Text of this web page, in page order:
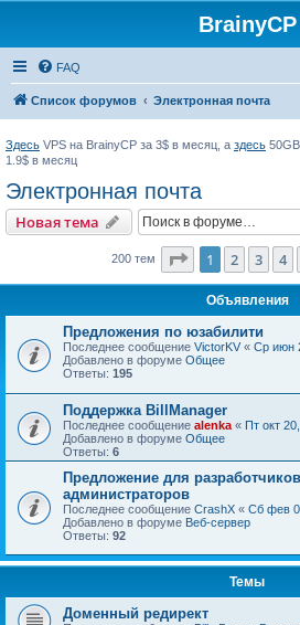
BrainyCP
FAQ
Список форумов Электронная почта
Здесь VPS на BrainyCP за 3$ в месяц, а здесь
1.9$ в месяц
Электронная почта
Новая тема
200 тем Страница из
1 2 3 4
Объявления
Предложения по юзабилити
Последнее сообщение VictorKV « Ср июн
Добавлено в форуме Общее
Ответы: 195
Поддержка BillManager
Последнее сообщение alenka « Пт окт
Добавлено в форуме Общее
Ответы: 6
Предложение для
администраторов
Последнее сообщение CrashX « Сб фев
Добавлено в форуме Веб-сервер
Ответы: 92
Темы
Доменный редирект